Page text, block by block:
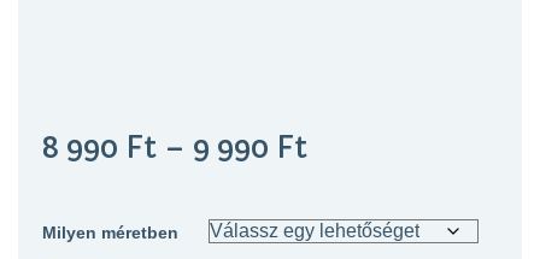
8 990 Ft – 9 990 Ft
Milyen méretben